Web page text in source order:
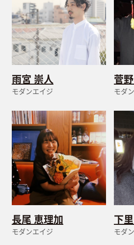
雨宮 崇人
モダンエイジ
菅
モダ
長尾 恵理加
モダンエイジ
下
モダ